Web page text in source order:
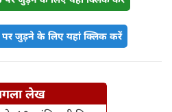
पर जुड़ने के लिए यहां क्लिक करें
लेख